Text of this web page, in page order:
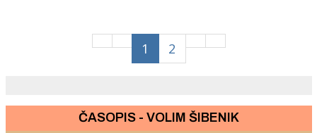
1 2
ČASOPIS - VOLIM ŠIBENIK